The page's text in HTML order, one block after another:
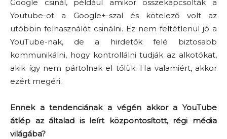
Google csinál, például amikor összekapcsolták a
Youtube-ot a Google+-szal és kötelező volt az
utóbbin felhasználót csinálni. Ez nem feltétlenül jó a
YouTube-nak, de a hirdetők felé biztosabb
kommunikálni, hogy kontrollálni tudják az alkotókat,
akik így nem pártolnak el tőlük. Ha valamiért, akkor
ezért megéri.
Ennek a tendenciának a végén akkor a YouTube
átlép az általad is leírt központosított, régi média
világába?